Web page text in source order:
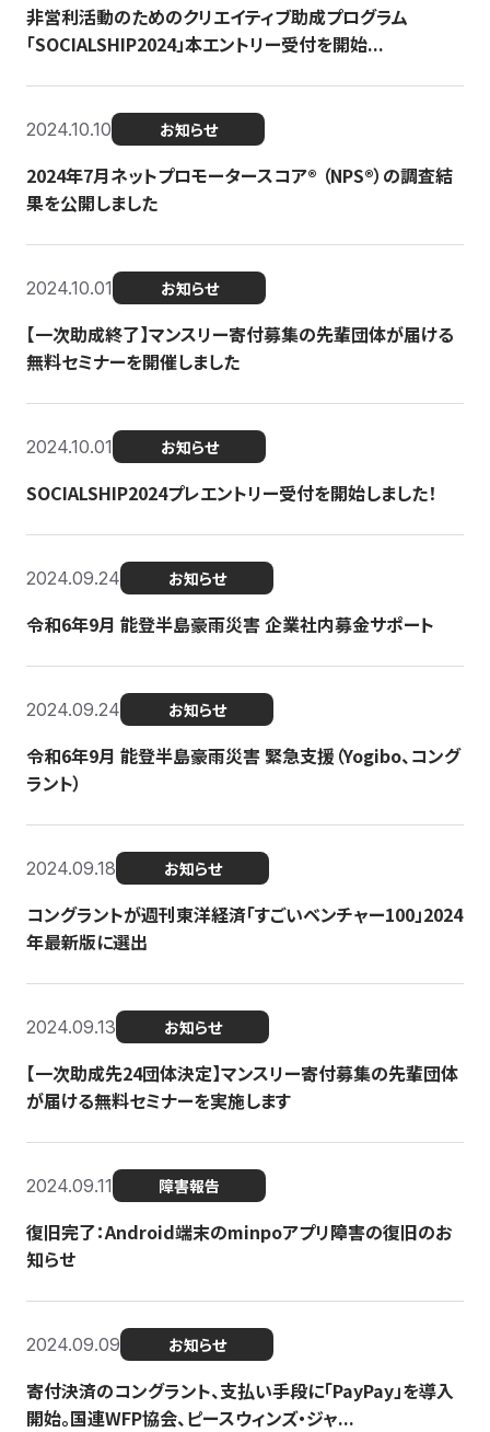
非営利活動のためのクリエイティブ助成プログラム
「SOCIALSHIP2024」本エントリー受付を開始...
2024.10.10 お知らせ
2024年7月ネットプロモータースコア®︎ （NPS®︎）の調査結
果を公開しました
2024.10.01 お知らせ
【一次助成終了】マンスリー寄付募集の先輩団体が届ける
無料セミナーを開催しました
2024.10.01 お知らせ
SOCIALSHIP2024プレエントリー受付を開始しました！
2024.09.24 お知らせ
令和6年9月 能登半島豪雨災害 企業社内募金サポート
2024.09.24 お知らせ
令和6年9月 能登半島豪雨災害 緊急支援（Yogibo、コング
ラント）
2024.09.18 お知らせ
コングラントが週刊東洋経済「すごいベンチャー100」2024
年最新版に選出
2024.09.13 お知らせ
【一次助成先24団体決定】マンスリー寄付募集の先輩団体
が届ける無料セミナーを実施します
2024.09.11 障害報告
復旧完了：Android端末のminpoアプリ障害の復旧のお
知らせ
2024.09.09 お知らせ
寄付決済のコングラント、支払い手段に「PayPay」を導入
開始。国連WFP協会、ピースウィンズ・ジャ...